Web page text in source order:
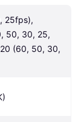
25fps),
50, 30, 25,
(60, 50, 30,